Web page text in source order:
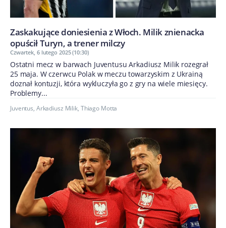
Zaskakujące doniesienia z Włoch. Milik znienacka
opuścił Turyn, a trener milczy
Czwartek, 6 lutego 2025 (10:30)
Ostatni mecz w barwach Juventusu Arkadiusz Milik rozegrał
25 maja. W czerwcu Polak w meczu towarzyskim z Ukrainą
doznał kontuzji, która wykluczyła go z gry na wiele miesięcy.
Problemy...
Juventus, Arkadiusz Milik, Thiago Motta